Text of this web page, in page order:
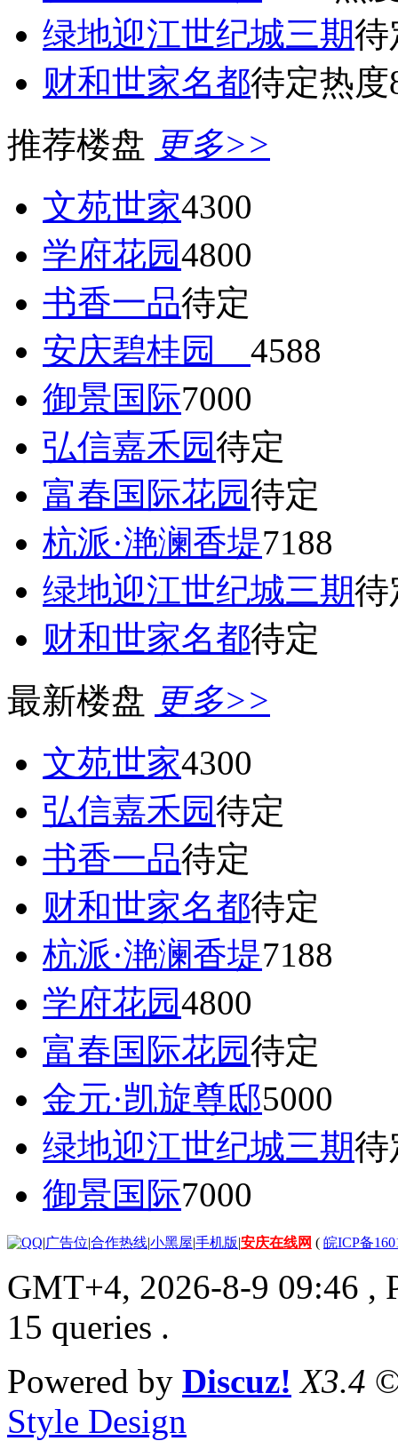
绿地迎江世纪城三期待
财和世家名都待定热度
推荐楼盘 更多>>
文苑世家4300
学府花园4800
书香一品待定
安庆碧桂园 4588
御景国际7000
弘信嘉禾园待定
富春国际花园待定
杭派·滟澜香堤7188
绿地迎江世纪城三期待
财和世家名都待定
最新楼盘 更多>>
文苑世家4300
弘信嘉禾园待定
书香一品待定
财和世家名都待定
杭派·滟澜香堤7188
学府花园4800
富春国际花园待定
金元·凯旋尊邸5000
绿地迎江世纪城三期待
御景国际7000
|广告位|合作热线|小黑屋|手机版|安庆在线网 ( 皖ICP备
GMT+4, 2026-8-9 09:46 ,
15 queries .
Powered by Discuz! X3.4
Style Design